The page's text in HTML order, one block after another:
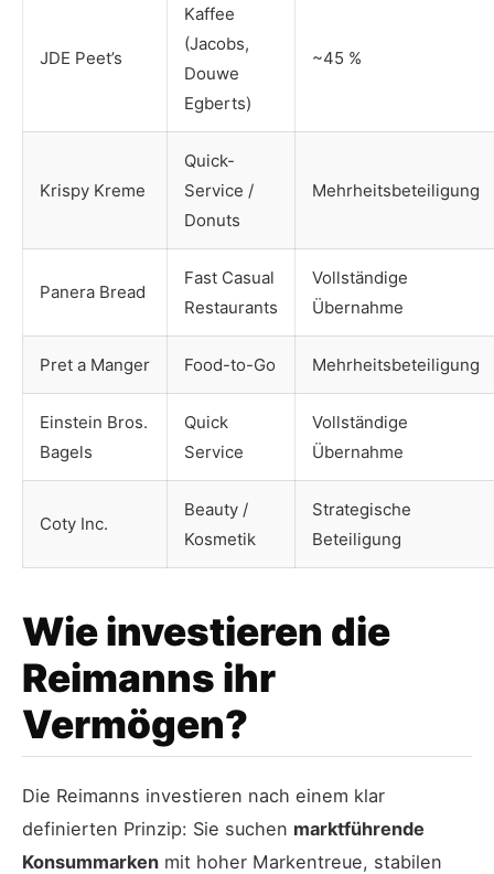
JDE Peet’s
Kaffee
(Jacobs,
Douwe
Egberts)
~45 %
Krispy Kreme
Quick-
Service /
Donuts
Mehrheitsbeteiligung
Panera Bread
Fast Casual
Restaurants
Vollständige
Übernahme
Pret a Manger Food-to-Go Mehrheitsbeteiligung
Einstein Bros.
Bagels
Quick
Service
Vollständige
Übernahme
Coty Inc.
Beauty /
Kosmetik
Strategische
Beteiligung
Wie investieren die
Reimanns ihr
Vermögen?
Die Reimanns investieren nach einem klar
definierten Prinzip: Sie suchen marktführende
Konsummarken mit hoher Markentreue, stabilen